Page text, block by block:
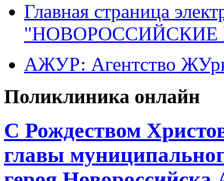
Главная страница
"НОВОРОССИЙСКИЕ
АЖУР: Агентство
Поликлиника онлайн
С Рождеством
главы